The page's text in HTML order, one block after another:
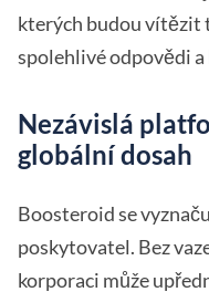
kterých budou vítězit
spolehlivé odpovědi
Nezávislá
globální dosah
Boosteroid se
poskytovatel. Bez
korporaci může